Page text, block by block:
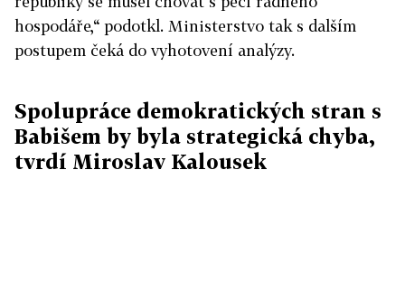
hospodáře,“ podotkl. Ministerstvo tak s dalším
postupem čeká do vyhotovení analýzy.
Spolupráce demokratických stran s
Babišem by byla strategická chyba,
tvrdí Miroslav Kalousek